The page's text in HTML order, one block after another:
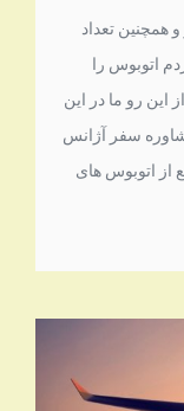
همچنین تعداد
اتوبوس را
رو ما در این
سفر آژانس
از اتوبوس های